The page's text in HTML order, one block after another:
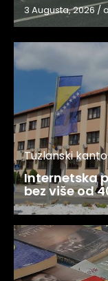
3 Augusta, 2026 /
Tuzlanski
Internetska
bez više od